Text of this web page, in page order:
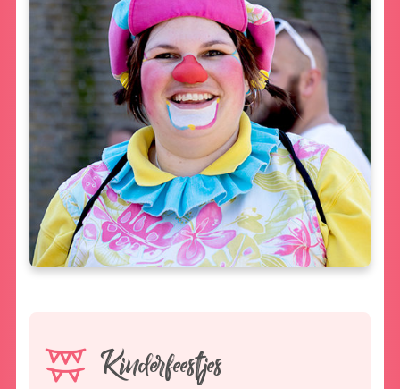
Kinderfeestjes